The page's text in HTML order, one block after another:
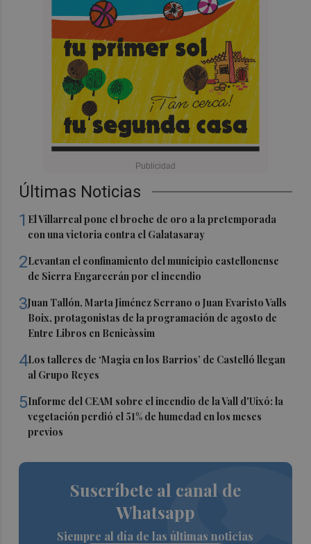
Últimas Noticias
1 El Villarreal pone el broche de oro a la pretemporada
con una victoria contra el Galatasaray
2Levantan el confinamiento del municipio castellonense
de Sierra Engarcerán por el incendio
3Juan Tallón, Marta Jiménez Serrano o Juan Evaristo Valls
Boix, protagonistas de la programación de agosto de
Entre Libros en Benicàssim
4Los talleres de ‘Magia en los Barrios’ de Castelló llegan
al Grupo Reyes
5Informe del CEAM sobre el incendio de la Vall d'Uixó: la
vegetación perdió el 51% de humedad en los meses
previos
Suscríbete al canal de
Whatsapp
Siempre al día de las últimas noticias